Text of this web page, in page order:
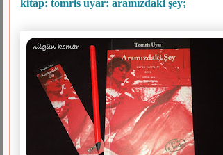
kitap: tomris uyar: aramızdaki şey;